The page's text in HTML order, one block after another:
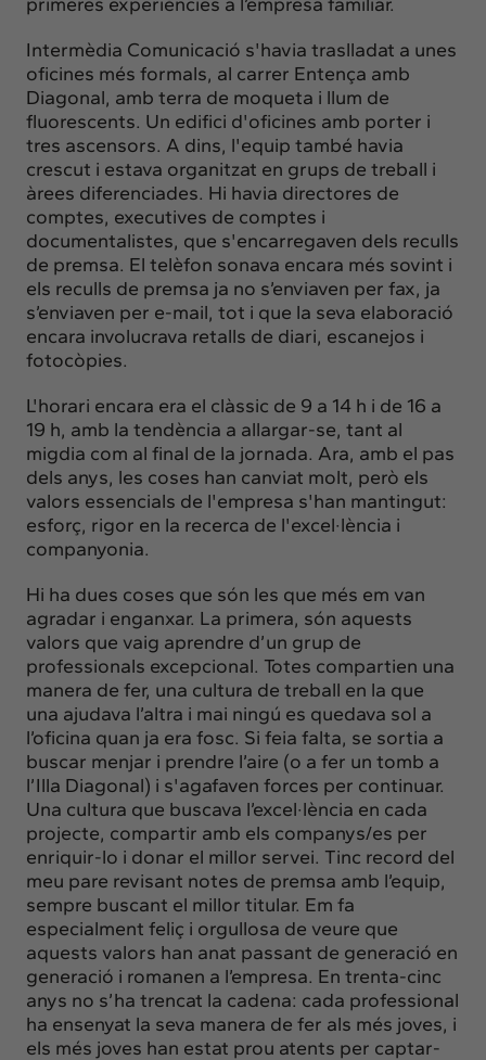
Intermèdia Comunicació s'havia traslladat a unes
oficines més formals, al carrer Entença amb
Diagonal, amb terra de moqueta i llum de
fluorescents. Un edifici d'oficines amb porter i
tres ascensors. A dins, l'equip també havia
crescut i estava organitzat en grups de treball i
àrees diferenciades. Hi havia directores de
comptes, executives de comptes i
documentalistes, que s'encarregaven dels reculls
de premsa. El telèfon sonava encara més sovint i
els reculls de premsa ja no s’enviaven per fax, ja
s’enviaven per e-mail, tot i que la seva elaboració
encara involucrava retalls de diari, escanejos i
fotocòpies.
L'horari encara era el clàssic de 9 a 14 h i de 16 a
19 h, amb la tendència a allargar-se, tant al
migdia com al final de la jornada. Ara, amb el pas
dels anys, les coses han canviat molt, però els
valors essencials de l'empresa s'han mantingut:
esforç, rigor en la recerca de l'excel·lència i
companyonia.
Hi ha dues coses que són les que més em van
agradar i enganxar. La primera, són aquests
valors que vaig aprendre d’un grup de
professionals excepcional. Totes compartien una
manera de fer, una cultura de treball en la que
una ajudava l’altra i mai ningú es quedava sol a
l’oficina quan ja era fosc. Si feia falta, se sortia a
buscar menjar i prendre l’aire (o a fer un tomb a
l’Illa Diagonal) i s'agafaven forces per continuar.
Una cultura que buscava l’excel·lència en cada
projecte, compartir amb els companys/es per
enriquir-lo i donar el millor servei. Tinc record del
meu pare revisant notes de premsa amb l’equip,
sempre buscant el millor titular. Em fa
especialment feliç i orgullosa de veure que
aquests valors han anat passant de generació en
generació i romanen a l’empresa. En trenta-cinc
anys no s’ha trencat la cadena: cada professional
ha ensenyat la seva manera de fer als més joves, i
els més joves han estat prou atents per captar-